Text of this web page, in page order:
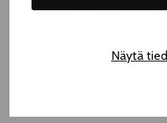
Näytä
Majamaaja ohjauksesta
yhteistyössä